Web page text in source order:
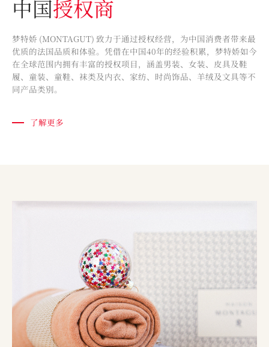
中国授权商
梦特娇 (MONTAGUT) 致力于通过授权经营，为中国消费者带来最
优质的法国品质和体验。凭借在中国40年的经验积累，梦特娇如今
在全球范围内拥有丰富的授权项目，涵盖男装、女装、皮具及鞋
履、童装、童鞋、袜类及内衣、家纺、时尚饰品、羊绒及文具等不
同产品类别。
了解更多